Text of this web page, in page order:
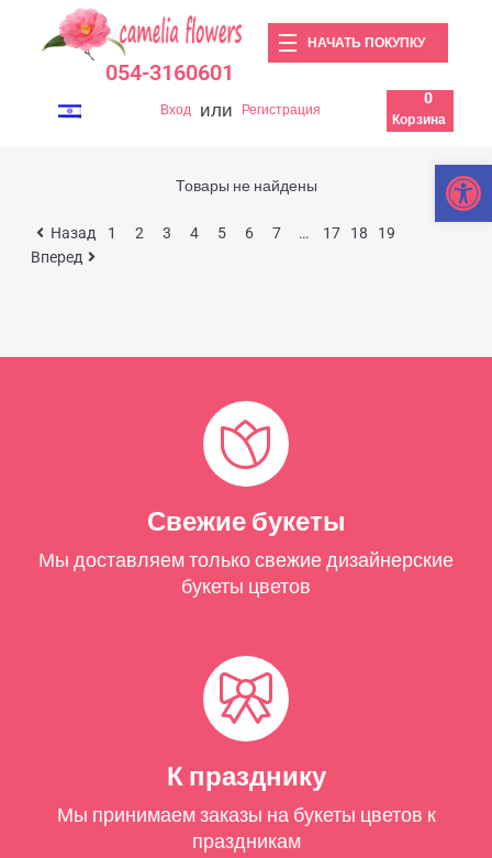
054-3160601
НАЧАТЬ ПОКУПКУ
Вход или Регистрация Корзина
0
Товары не найдены
Назад 1 2 3 4 5 6 7 … 17 18
19
Вперед
Свежие букеты
Мы доставляем только свежие дизайнерские
букеты цветов
К празднику
Мы принимаем заказы на букеты цветов к
праздникам